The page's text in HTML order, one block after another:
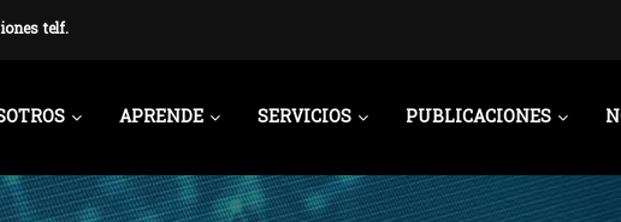
telf.
APRENDE SERVICIOS PUBLICACIONES